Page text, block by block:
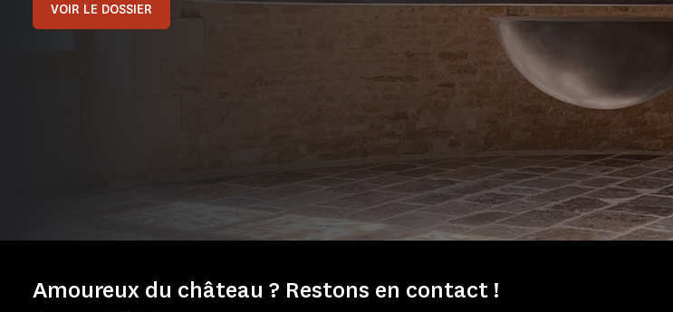
VOIR LE DOSSIER
Amoureux du château ? Restons en contact !